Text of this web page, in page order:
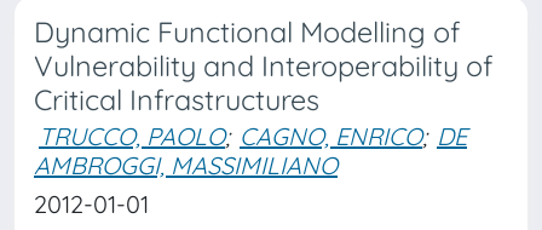
Dynamic Functional Modelling of
Vulnerability and Interoperability of
Critical Infrastructures
TRUCCO, PAOLO; CAGNO, ENRICO; DE
AMBROGGI, MASSIMILIANO
2012-01-01